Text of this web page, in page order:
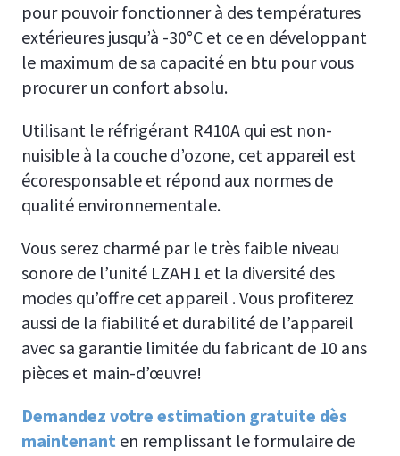
pour pouvoir fonctionner à des températures
extérieures jusqu’à -30°C et ce en développant
le maximum de sa capacité en btu pour vous
procurer un confort absolu.
Utilisant le réfrigérant R410A qui est non-
nuisible à la couche d’ozone, cet appareil est
écoresponsable et répond aux normes de
qualité environnementale.
Vous serez charmé par le très faible niveau
sonore de l’unité LZAH1 et la diversité des
modes qu’offre cet appareil . Vous profiterez
aussi de la fiabilité et durabilité de l’appareil
avec sa garantie limitée du fabricant de 10 ans
pièces et main-d’œuvre!
Demandez votre estimation gratuite dès
maintenanten remplissant le formulaire de